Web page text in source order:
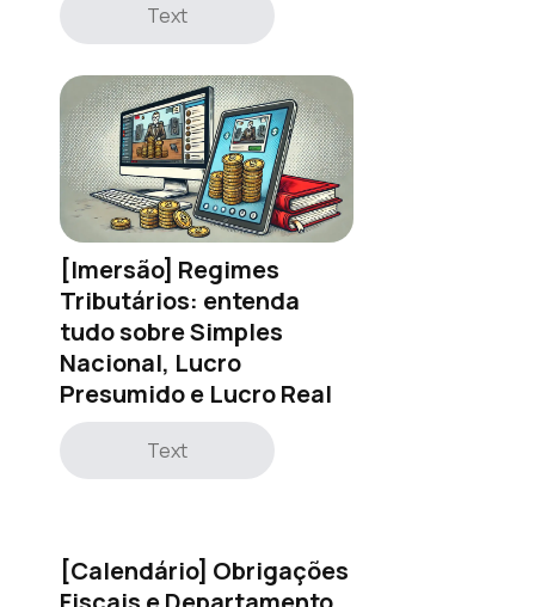
Text
[Imersão] Regimes
Tributários: entenda
tudo sobre Simples
Nacional, Lucro
Presumido e Lucro Real
Text
[Calendário] Obrigações